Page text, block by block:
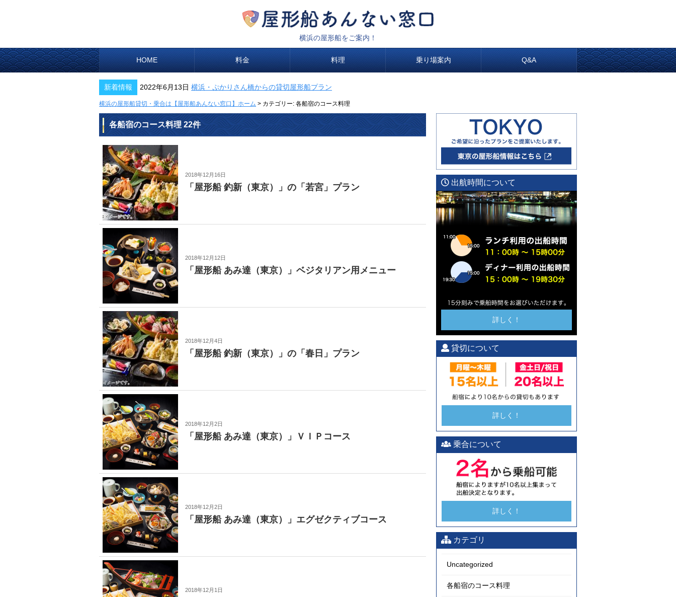
横浜の屋形船をご案内！
HOME 料金 料理 乗り場案内 Q&A
新着情報 2022年6月13日 横浜・ぷかりさん橋からの貸切屋形船プラン
横浜の屋形船貸切・乗合は【屋形船あんない窓口】ホーム > カテゴリー: 各船宿のコース料理
各船宿のコース料理 22件
2018年12月16日
「屋形船 釣新（東京）」の「若宮」プラン
2018年12月12日
「屋形船 あみ達（東京）」ベジタリアン用メニュー
2018年12月4日
「屋形船 釣新（東京）」の「春日」プラン
2018年12月2日
「屋形船 あみ達（東京）」ＶＩＰコース
2018年12月2日
「屋形船 あみ達（東京）」エグゼクティブコース
2018年12月1日
出航時間について
詳しく！
貸切について
詳しく！
乗合について
詳しく！
カテゴリ
Uncategorized
各船宿のコース料理